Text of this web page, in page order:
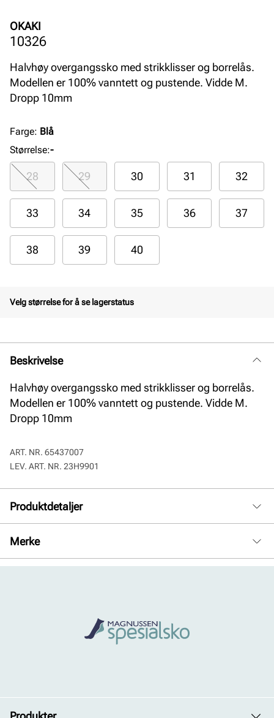
OKAKI
10326
Halvhøy overgangssko med strikklisser og borrelås.
Modellen er 100% vanntett og pustende. Vidde M.
Dropp 10mm
Farge: Blå
Størrelse:-
28 29 30 31 32
33 34 35 36 37
38 39 40
Velg størrelse for å se lagerstatus
Beskrivelse
Halvhøy overgangssko med strikklisser og borrelås.
Modellen er 100% vanntett og pustende. Vidde M.
Dropp 10mm
ART. NR. 65437007
LEV. ART. NR. 23H9901
Produktdetaljer
Membran:
Merke